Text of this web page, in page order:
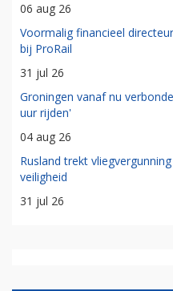
06 aug 26
Voormalig financieel
bij ProRail
31 jul 26
Groningen vanaf nu
uur rijden'
04 aug 26
Rusland trekt
veiligheid
31 jul 26